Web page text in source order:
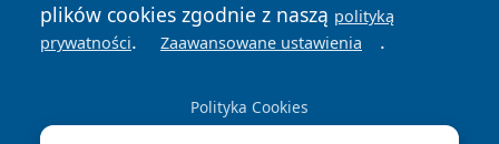
plików cookies zgodnie z naszą polityką
prywatności. Zaawansowane ustawienia .
Polityka Cookies